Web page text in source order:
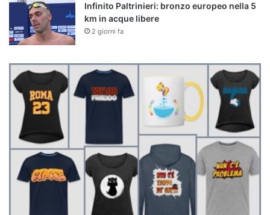
Infinito Paltrinieri: bronzo europeo nella 5
km in acque libere
2 giorni fa